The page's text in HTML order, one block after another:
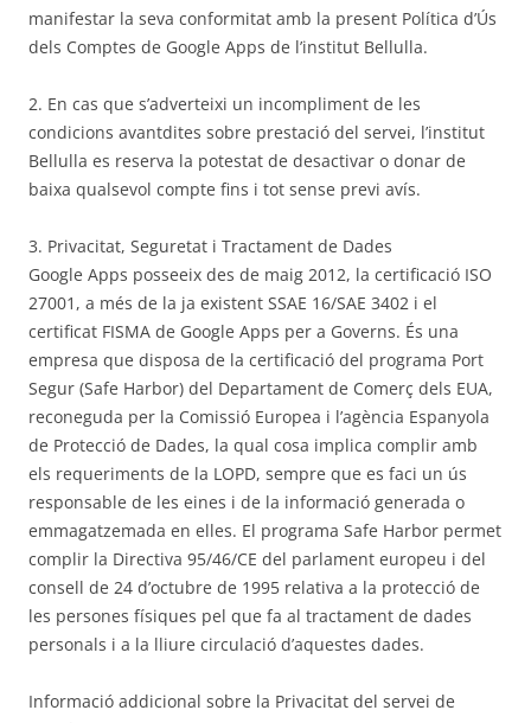
manifestar la seva conformitat amb la present Política d’Ús
dels Comptes de Google Apps de l’institut Bellulla.
2. En cas que s’adverteixi un incompliment de les
condicions avantdites sobre prestació del servei, l’institut
Bellulla es reserva la potestat de desactivar o donar de
baixa qualsevol compte fins i tot sense previ avís.
3. Privacitat, Seguretat i Tractament de Dades
Google Apps posseeix des de maig 2012, la certificació ISO
27001, a més de la ja existent SSAE 16/SAE 3402 i el
certificat FISMA de Google Apps per a Governs. És una
empresa que disposa de la certificació del programa Port
Segur (Safe Harbor) del Departament de Comerç dels EUA,
reconeguda per la Comissió Europea i l’agència Espanyola
de Protecció de Dades, la qual cosa implica complir amb
els requeriments de la LOPD, sempre que es faci un ús
responsable de les eines i de la informació generada o
emmagatzemada en elles. El programa Safe Harbor permet
complir la Directiva 95/46/CE del parlament europeu i del
consell de 24 d’octubre de 1995 relativa a la protecció de
les persones físiques pel que fa al tractament de dades
personals i a la lliure circulació d’aquestes dades.
Informació addicional sobre la Privacitat del servei de